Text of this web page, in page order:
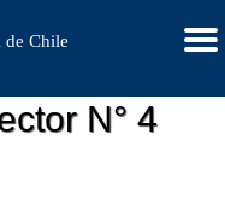
de Chile
N° 4